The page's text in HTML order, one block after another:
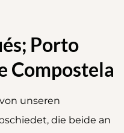
Porto
Compostela
unseren
die beide an